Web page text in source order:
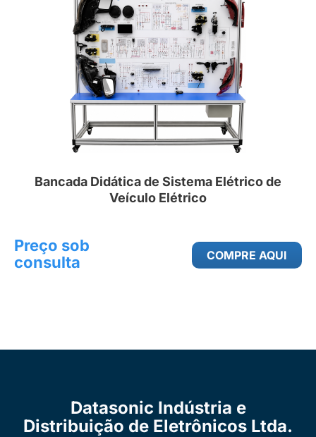
Bancada Didática de Sistema Elétrico de
Veículo Elétrico
Preço sob
consulta
COMPRE AQUI
Datasonic Indústria e
Distribuição de Eletrônicos Ltda.